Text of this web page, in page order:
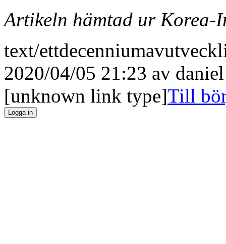
Artikeln hämtad ur Korea-
text/
2020/04/05 21:23 av daniel
[unknown link type]Till
Logga in